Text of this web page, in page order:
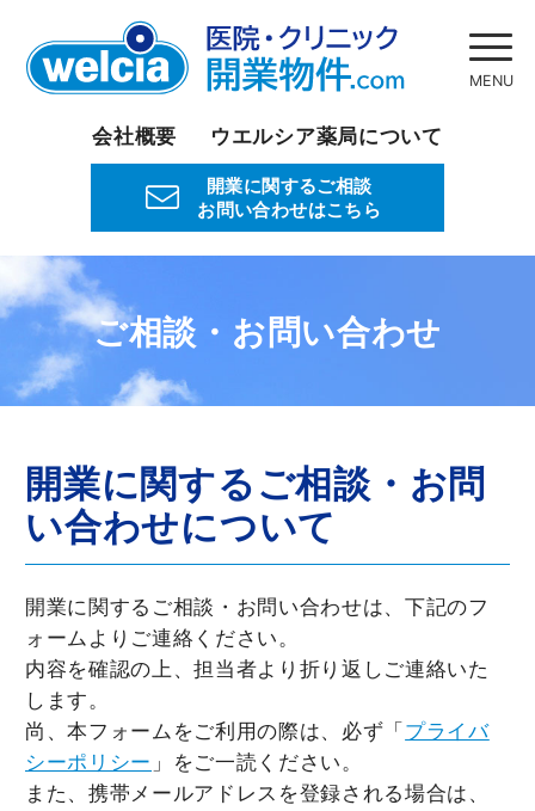
会社概要 ウエルシア薬局について
開業に関するご相談
お問い合わせはこちら
ご相談・お問い合わせ
開業に関するご相談・お問
い合わせについて
開業に関するご相談・お問い合わせは、下記のフ
ォームよりご連絡ください。
内容を確認の上、担当者より折り返しご連絡いた
します。
尚、本フォームをご利用の際は、必ず「 プライバ
シーポリシー 」をご一読ください。
また、携帯メールアドレスを登録される場合は、